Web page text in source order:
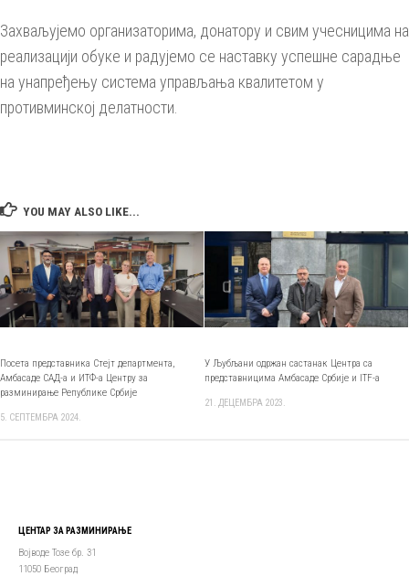
Захваљујемо организаторима, донатору и свим учесницима на
реализацији обуке и радујемо се наставку успешне сарадње
на унапређењу система управљања квалитетом у
противминској делатности.
YOU MAY ALSO LIKE...
Посета представника Стејт департмента,
Амбасаде САД-а и ИТФ-а Центру за
разминирање Републике Србије
5. СЕПТЕМБРА 2024.
У Љубљани одржан састанак Центра са
представницима Амбасаде Србије и ITF-a
21. ДЕЦЕМБРА 2023.
ЦЕНТАР ЗА РАЗМИНИРАЊЕ
Војводе Тозе бр. 31
11050 Београд